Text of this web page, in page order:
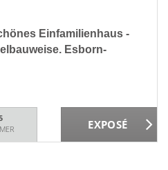
Einfamilienhaus -
Esborn-